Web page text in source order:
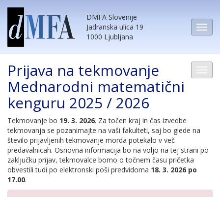
DMFA Slovenije
Jadranska ulica 19
1000 Ljubljana
Prijava na tekmovanje
Mednarodni matematični
kenguru 2025 / 2026
Tekmovanje bo 19. 3. 2026. Za točen kraj in čas izvedbe
tekmovanja se pozanimajte na vaši fakulteti, saj bo glede na
število prijavljenih tekmovanje morda potekalo v več
predavalnicah. Osnovna informacija bo na voljo na tej strani po
zaključku prijav, tekmovalce bomo o točnem času pričetka
obvestili tudi po elektronski poši predvidoma 18. 3. 2026 po
17.00.